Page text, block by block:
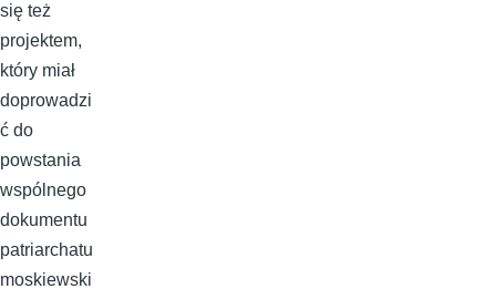
się też
projektem,
który miał
doprowadzi
ć do
powstania
wspólnego
dokumentu
patriarchatu
moskiewski